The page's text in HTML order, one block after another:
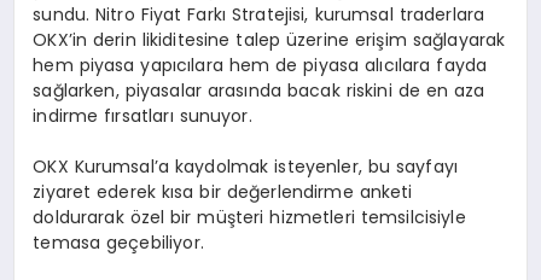
sundu. Nitro Fiyat Farkı Stratejisi, kurumsal traderlara
OKX’in derin likiditesine talep üzerine erişim sağlayarak
hem piyasa yapıcılara hem de piyasa alıcılara fayda
sağlarken, piyasalar arasında bacak riskini de en aza
indirme fırsatları sunuyor.
OKX Kurumsal’a kaydolmak isteyenler, bu sayfayı
ziyaret ederek kısa bir değerlendirme anketi
doldurarak özel bir müşteri hizmetleri temsilcisiyle
temasa geçebiliyor.